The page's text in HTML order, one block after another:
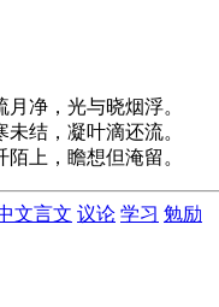
净，光与晓烟浮。
结，凝叶滴还流。
上，瞻想但淹留。
文言文 议论 学习 勉励